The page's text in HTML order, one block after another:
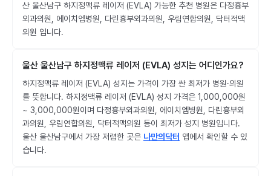
산 울산남구 하지정맥류 레이저 (EVLA) 가능한 추천 병원은 다정흉부
외과의원, 에이치엠병원, 다린흉부외과의원, 우림연합의원, 닥터적맥
의원 입니다.
울산 울산남구 하지정맥류 레이저 (EVLA) 성지는 어디인가요?
하지정맥류 레이저 (EVLA) 성지는 가격이 가장 싼 최저가 병원·의원
를 뜻합니다. 하지정맥류 레이저 (EVLA) 성지 가격은 1,000,000원
~ 3,000,000원이며 다정흉부외과의원, 에이치엠병원, 다린흉부외
과의원, 우림연합의원, 닥터적맥의원 등이 최저가 성지 병원입니다.
울산 울산남구에서 가장 저렴한 곳은 나만의닥터 앱에서 확인할 수 있
습니다.